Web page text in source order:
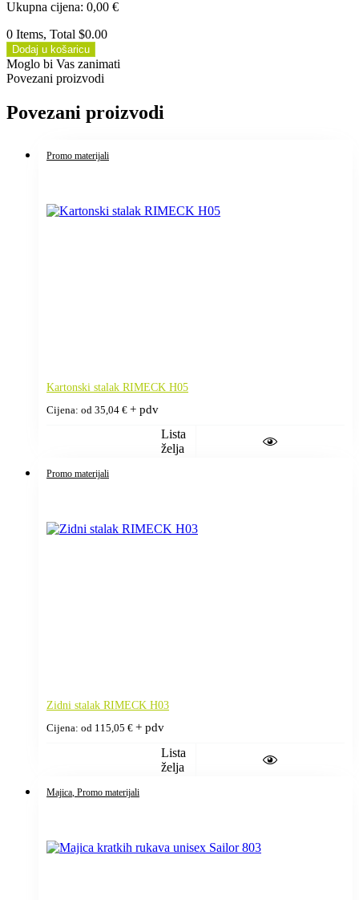
Ukupna cijena: 0,00 €
0 Items, Total $0.00
Dodaj u košaricu
Moglo bi Vas zanimati
Povezani proizvodi
Povezani proizvodi
Promo materijali
Kartonski stalak RIMECK H05
Cijena: od 35,04 € + pdv
Lista
želja
Promo materijali
Zidni stalak RIMECK H03
Cijena: od 115,05 € + pdv
Lista
želja
Majica, Promo materijali